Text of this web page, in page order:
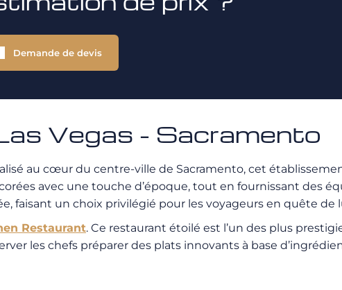
Demande de devis
Vegas - Sacramento
au cœur du centre-ville de Sacramento, cet
avec une touche d’époque, tout en fournissant des
faisant un choix privilégié pour les voyageurs en quête de
Restaurant. Ce restaurant étoilé est l’un des plus
les chefs préparer des plats innovants à base